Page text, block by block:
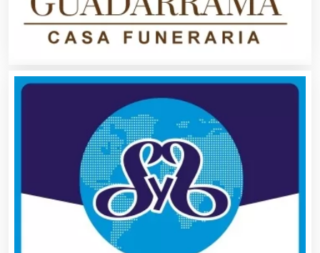
Autopartes Eléctricas
Avaluos
Balnearios
Bancos
Banquetes